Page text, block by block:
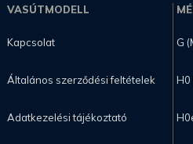
VASÚTMODELL
Kapcsolat
Általános szerződési feltételek
Adatkezelési tájékoztató
G
H0